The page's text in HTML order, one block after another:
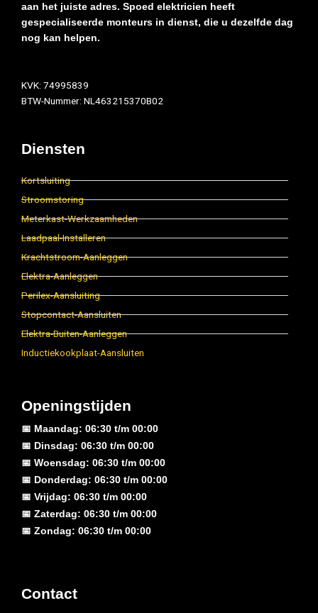
aan het juiste adres. Spoed elektricien heeft
gespecialiseerde monteurs in dienst, die u dezelfde dag
nog kan helpen.
KVK: 74995839
BTW-Nummer: NL463215370B02
Diensten
Kortsluiting
Stroomstoring
Meterkast-Werkzaamheden
Laadpaal-Installeren
Krachtstroom-Aanleggen
Elektra-Aanleggen
Perilex-Aansluiting
Stopcontact-Aansluiten
Elektra-Buiten-Aanleggen
Inductiekookplaat-Aansluiten
Openingstijden
📅 Maandag: 06:30 t/m 00:00
📅 Dinsdag: 06:30 t/m 00:00
📅 Woensdag: 06:30 t/m 00:00
📅 Donderdag: 06:30 t/m 00:00
📅 Vrijdag: 06:30 t/m 00:00
📅 Zaterdag: 06:30 t/m 00:00
📅 Zondag: 06:30 t/m 00:00
Contact